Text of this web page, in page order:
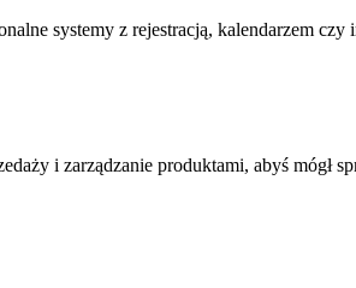
systemy z rejestracją, kalendarzem czy
i zarządzanie produktami, abyś mógł